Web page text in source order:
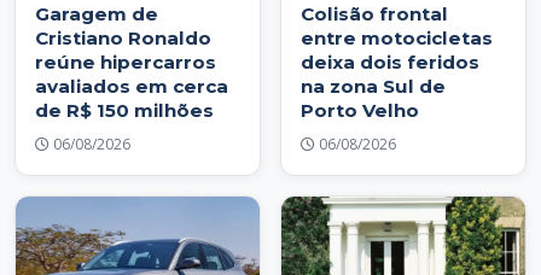
Garagem de
Cristiano Ronaldo
reúne hipercarros
avaliados em cerca
de R$ 150 milhões
06/08/2026
Colisão frontal
entre motocicletas
deixa dois feridos
na zona Sul de
Porto Velho
06/08/2026